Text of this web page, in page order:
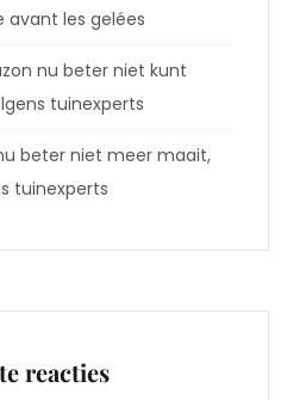
avant les gelées
nu beter niet kunt
tuinexperts
beter niet meer maait,
tuinexperts
reacties